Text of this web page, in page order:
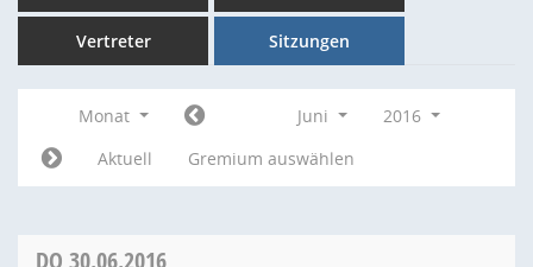
Vertreter Sitzungen
Monat Juni
2016
Aktuell
Gremium auswählen
DO 30.06.2016